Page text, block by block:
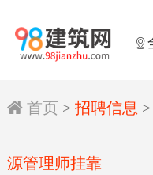

 首页 > 招聘信息 >
源管理师挂靠